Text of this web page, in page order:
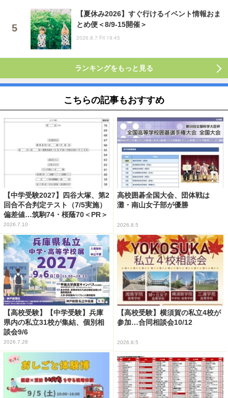
【夏休み2026】すぐ行けるイベント情報おま
とめ便＜8/9-15開催＞
2026.8.7 Fri 19:45
ランキングをもっと見る
こちらの記事もおすすめ
【中学受験2027】四谷大塚、第2
回合不合判定テスト（7/5実施）
偏差値…筑駒74・桜蔭70＜PR＞
2026.7.10
高校囲碁全国大会、団体戦は
灘・南山女子部が優勝
2026.8.5
【高校受験】【中学受験】兵庫
県内の私立31校が集結、個別相
談会9/6
2026.7.28
【高校受験】横須賀の私立4校が
参加…合同相談会10/12
2026.8.5